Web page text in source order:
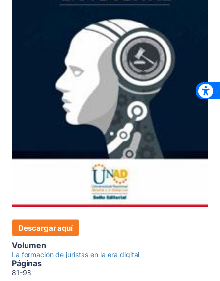
Descargar aquí
Volumen
La formación de juristas en la era digital
Páginas
81-98